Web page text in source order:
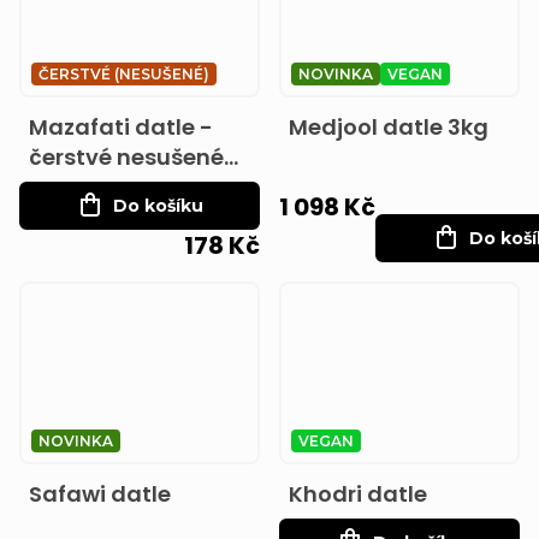
ČERSTVÉ (NESUŠENÉ)
Mazafati datle -
čerstvé nesušené
550g
178 Kč
Do košíku
NOVINKA VEGAN
Medjool datle 3kg
1 098 Kč
Do
NOVINKA
Safawi datle
VEGAN
Khodri datle